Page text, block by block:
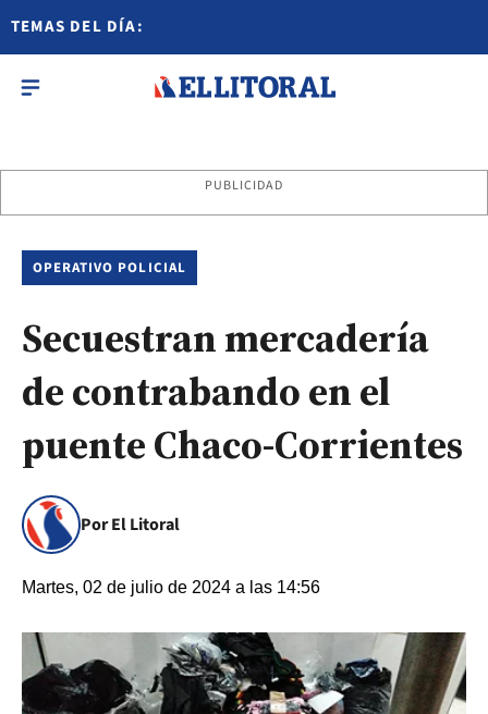
TEMAS DEL DÍA:
PUBLICIDAD
OPERATIVO POLICIAL
Secuestran mercadería
de contrabando en el
puente Chaco-Corrientes
Por El Litoral
Martes, 02 de julio de 2024 a las 14:56